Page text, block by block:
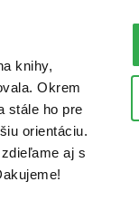
knihy,
Okrem
stále ho pre
orientáciu.
aj s